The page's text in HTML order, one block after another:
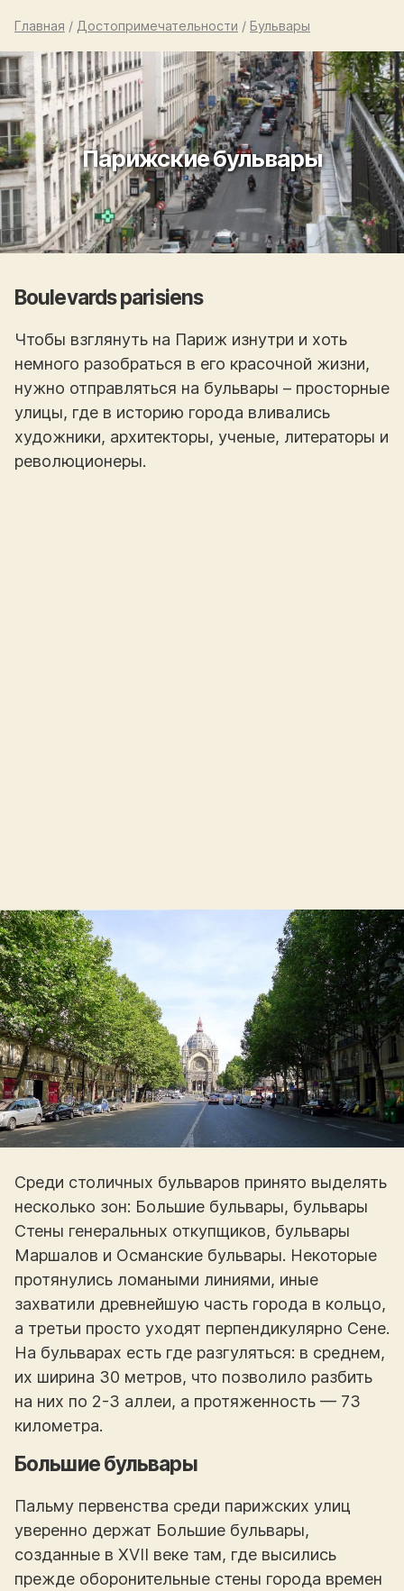
Главная / Достопримечательности / Бульвары
Парижские бульвары
Boulevards parisiens
Чтобы взглянуть на Париж изнутри и хоть
немного разобраться в его красочной жизни,
нужно отправляться на бульвары – просторные
улицы, где в историю города вливались
художники, архитекторы, ученые, литераторы и
революционеры.
Среди столичных бульваров принято выделять
несколько зон: Большие бульвары, бульвары
Стены генеральных откупщиков, бульвары
Маршалов и Османские бульвары. Некоторые
протянулись ломаными линиями, иные
захватили древнейшую часть города в кольцо,
а третьи просто уходят перпендикулярно Сене.
На бульварах есть где разгуляться: в среднем,
их ширина 30 метров, что позволило разбить
на них по 2-3 аллеи, а протяженность — 73
километра.
Большие бульвары
Пальму первенства среди парижских улиц
уверенно держат Большие бульвары,
созданные в XVII веке там, где высились
прежде оборонительные стены города времен